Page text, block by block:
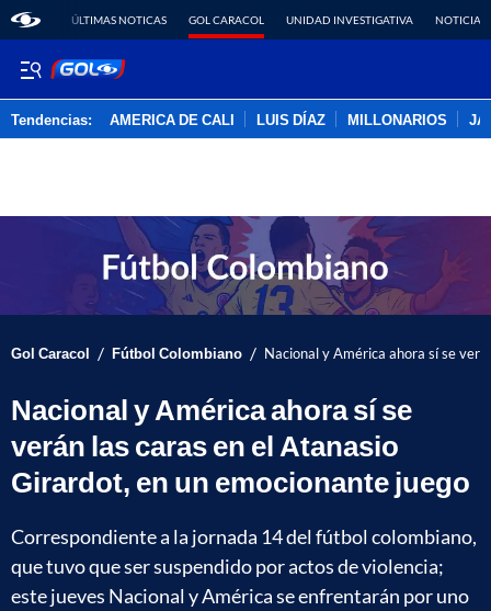
ÚLTIMAS NOTICAS GOL CARACOL UNIDAD INVESTIGATIVA NOTICIAS
Tendencias: AMERICA DE CALI LUIS DÍAZ MILLONARIOS
Gol Caracol / Fútbol Colombiano / Nacional y América ahora sí se
Nacional y América ahora sí se
verán las caras en el Atanasio
Girardot, en un emocionante juego
Correspondiente a la jornada 14 del fútbol colombiano,
que tuvo que ser suspendido por actos de violencia;
este jueves Nacional y América se enfrentarán por uno